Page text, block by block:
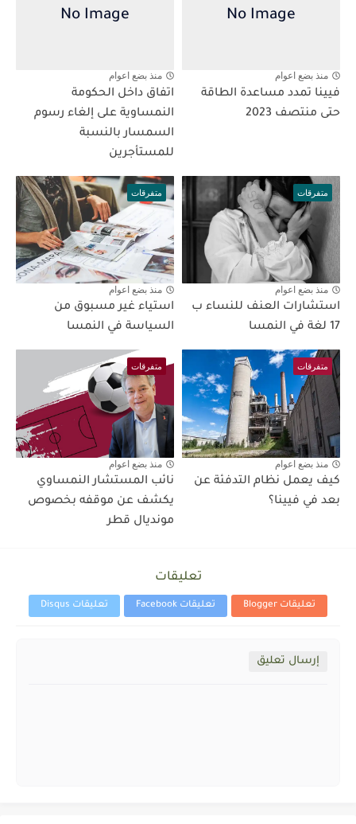
منذ بضع اعوام
فيينا تمدد مساعدة الطاقة
حتى منتصف 2023
منذ بضع اعوام
اتفاق داخل الحكومة
النمساوية على إلغاء رسوم
السمسار بالنسبة
للمستأجرين
متفرقات
منذ بضع اعوام
استشارات العنف للنساء ب
17 لغة في النمسا
متفرقات
منذ بضع اعوام
استياء غير مسبوق من
السياسة في النمسا
متفرقات
منذ بضع اعوام
كيف يعمل نظام التدفئة عن
بعد في فيينا؟
متفرقات
منذ بضع اعوام
نائب المستشار النمساوي
يكشف عن موقفه بخصوص
مونديال قطر
تعليقات
تعليقات Blogger تعليقات Facebook تعليقات Disqus
إرسال تعليق